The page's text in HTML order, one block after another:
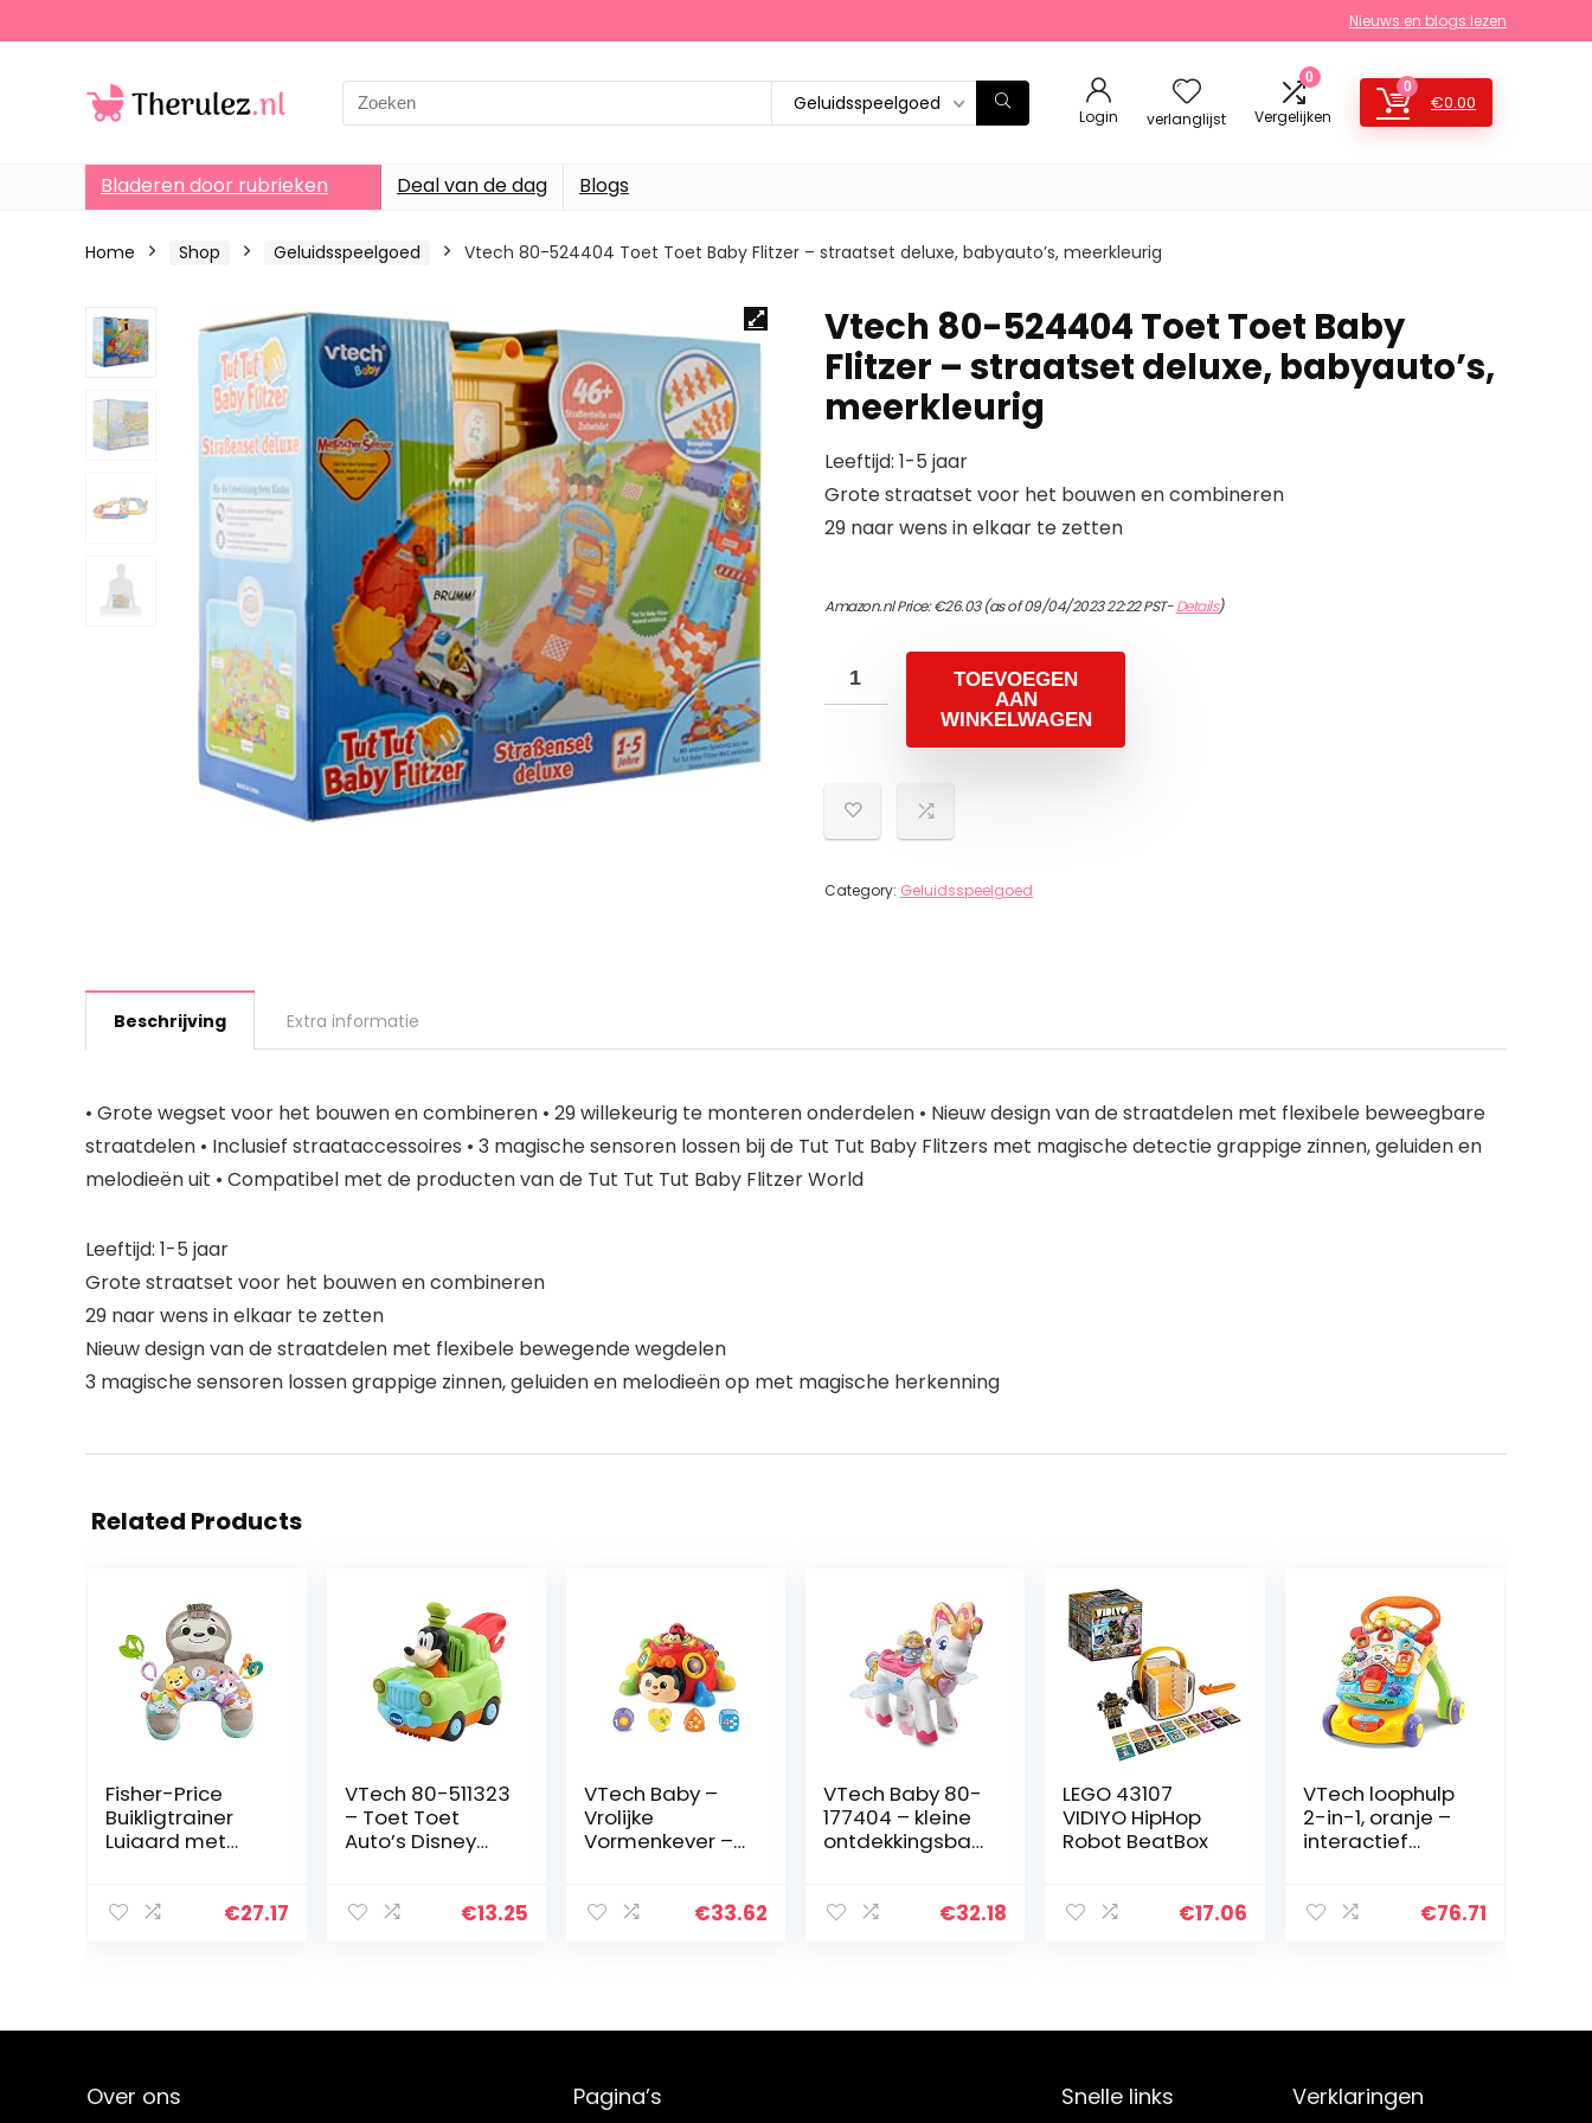
Nieuws en blogs lezen
Search
for:
Geluidsspeelgoed
Login verlanglijst
0
Vergelijken
0
€0.00
Bladeren door rubrieken Deal van de dag Blogs
Home Shop Geluidsspeelgoed Vtech 80-524404 Toet Toet Baby Flitzer – straatset deluxe, babyauto’s, meerkleurig
Vtech 80-524404 Toet Toet Baby
Flitzer – straatset deluxe, babyauto’s,
meerkleurig
Leeftijd: 1-5 jaar
Grote straatset voor het bouwen en combineren
29 naar wens in elkaar te zetten
Amazon.nl Price:€26.03(as of 09/04/2023 22:22 PST-Details)
TOEVOEGEN
AAN
WINKELWAGEN
Category: Geluidsspeelgoed
Beschrijving Extra informatie
• Grote wegset voor het bouwen en combineren • 29 willekeurig te monteren onderdelen • Nieuw design van de straatdelen met flexibele beweegbare
straatdelen • Inclusief straataccessoires • 3 magische sensoren lossen bij de Tut Tut Baby Flitzers met magische detectie grappige zinnen, geluiden en
melodieën uit • Compatibel met de producten van de Tut Tut Tut Baby Flitzer World
Leeftijd: 1-5 jaar
Grote straatset voor het bouwen en combineren
29 naar wens in elkaar te zetten
Nieuw design van de straatdelen met flexibele bewegende wegdelen
3 magische sensoren lossen grappige zinnen, geluiden en melodieën op met magische herkenning
Related Products
Fisher-Price
Buikligtrainer
Luiaard met
op de buik met
€27.17
VTech 80-511323
– Toet Toet
Auto’s Disney
Voor Jongens en
€13.25
VTech Baby –
Vrolijke
Vormenkever –
Jongens en€33.62
VTech Baby 80-
177404 – kleine
ontdekkingsban
€32.18
LEGO 43107
VIDIYO HipHop
Robot BeatBox
€17.06
VTech loophulp
2-in-1, oranje –
interactief
lopen, Franse
€76.71
Over ons Pagina’s Snelle links Verklaringen